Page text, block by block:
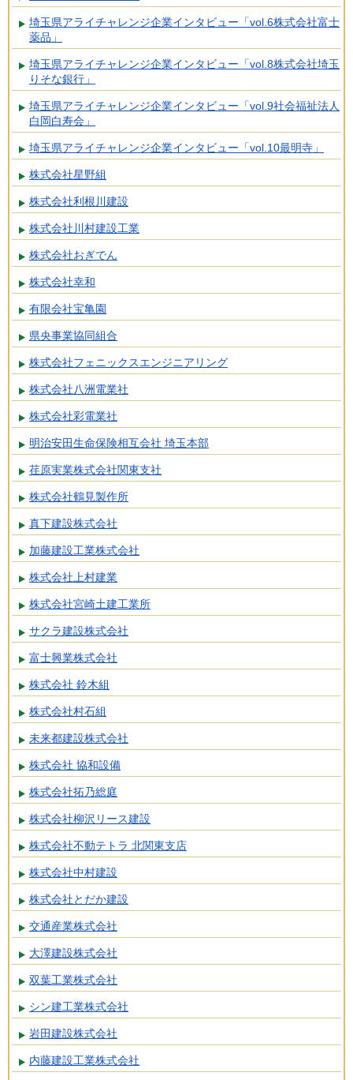
埼玉県アライチャレンジ企業インタビュー「vol.6株式会社富士
薬品」
埼玉県アライチャレンジ企業インタビュー「vol.8株式会社埼玉
りそな銀行」
埼玉県アライチャレンジ企業インタビュー「vol.9社会福祉法人
白岡白寿会」
埼玉県アライチャレンジ企業インタビュー「vol.10最明寺」
株式会社星野組
株式会社利根川建設
株式会社川村建設工業
株式会社おぎでん
株式会社幸和
有限会社宝亀園
県央事業協同組合
株式会社フェニックスエンジニアリング
株式会社八洲電業社
株式会社彩電業社
明治安田生命保険相互会社 埼玉本部
荏原実業株式会社関東支社
株式会社鶴見製作所
真下建設株式会社
加藤建設工業株式会社
株式会社上村建業
株式会社宮崎土建工業所
サクラ建設株式会社
富士興業株式会社
株式会社 鈴木組
株式会社村石組
未来都建設株式会社
株式会社 協和設備
株式会社拓乃総庭
株式会社柳沢リース建設
株式会社不動テトラ 北関東支店
株式会社中村建設
株式会社とだか建設
交通産業株式会社
大澤建設株式会社
双葉工業株式会社
シン建工業株式会社
岩田建設株式会社
内藤建設工業株式会社